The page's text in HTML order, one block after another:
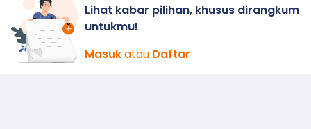
Lihat kabar pilihan, khusus dirangkum
untukmu!
Masukatau Daftar